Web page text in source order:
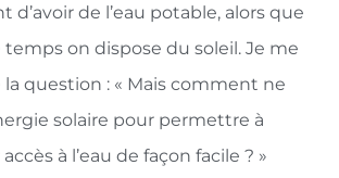
d’avoir de l’eau potable, alors que
on dispose du soleil. Je me
la question : « Mais comment ne
solaire pour permettre à
à l’eau de façon facile ? »